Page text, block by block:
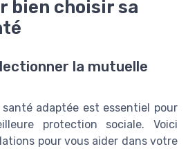
bien choisir sa
la mutuelle
adaptée est essentiel pour
protection sociale. Voici
pour vous aider dans votre